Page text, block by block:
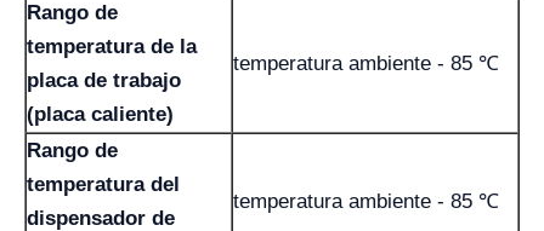
Rango de
temperatura de la
placa de trabajo
(placa caliente)
temperatura ambiente - 85 ℃
Rango de
temperatura del
dispensador de
temperatura ambiente - 85 ℃